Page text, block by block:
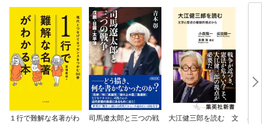
１行で難解な名著がわ
司馬遼太郎と三つの戦
大江健三郎を読む 文
出